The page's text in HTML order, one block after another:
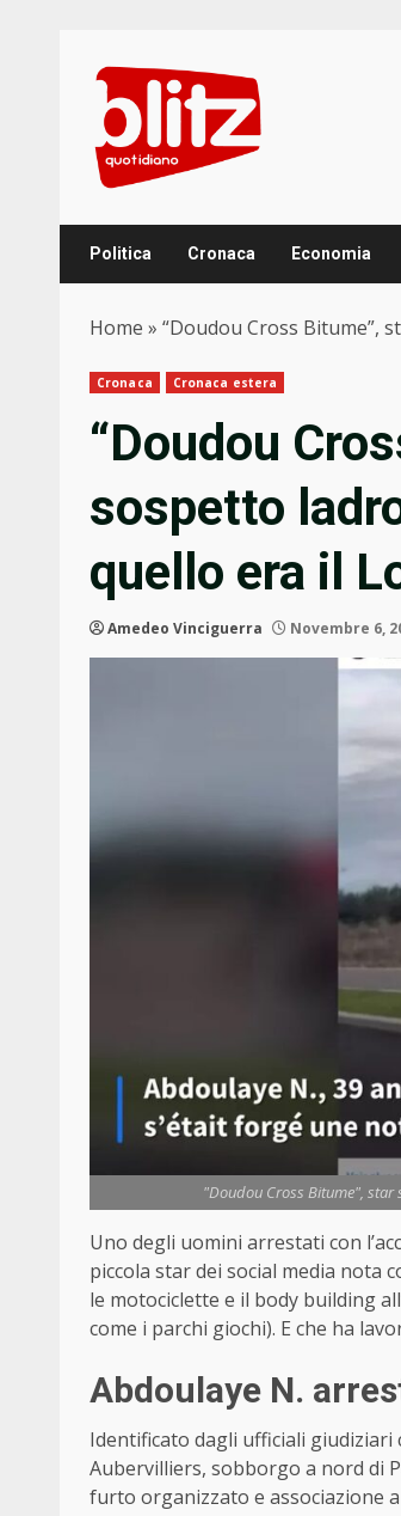
content
Politica Cronaca Economia
Home » “Doudou Cross Bitume”,
Cronaca Cronaca estera
“Doudou
sospetto
quello era il
Amedeo Vinciguerra Novembre 6,
"Doudou Cross Bitume", star
Uno degli uomini arrestati con
piccola star dei social media nota
le motociclette e il body building
come i parchi giochi). E che ha
Abdoulaye N.
Identificato dagli ufficiali giudiziari
Aubervilliers, sobborgo a nord di
furto organizzato e associazione